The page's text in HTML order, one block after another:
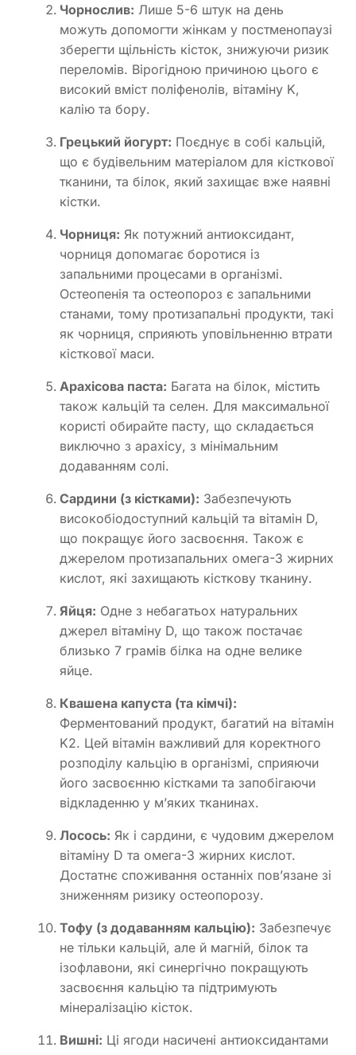
Чорнослив: Лише 5-6 штук на день
можуть допомогти жінкам у постменопаузі
зберегти щільність кісток, знижуючи ризик
переломів. Вірогідною причиною цього є
високий вміст поліфенолів, вітаміну K,
калію та бору.
Грецький йогурт: Поєднує в собі кальцій,
що є будівельним матеріалом для кісткової
тканини, та білок, який захищає вже наявні
кістки.
Чорниця: Як потужний антиоксидант,
чорниця допомагає боротися із
запальними процесами в організмі.
Остеопенія та остеопороз є запальними
станами, тому протизапальні продукти, такі
як чорниця, сприяють уповільненню втрати
кісткової маси.
Арахісова паста: Багата на білок, містить
також кальцій та селен. Для максимальної
користі обирайте пасту, що складається
виключно з арахісу, з мінімальним
додаванням солі.
Сардини (з кістками): Забезпечують
високобіодоступний кальцій та вітамін D,
що покращує його засвоєння. Також є
джерелом протизапальних омега-3 жирних
кислот, які захищають кісткову тканину.
Яйця: Одне з небагатьох натуральних
джерел вітаміну D, що також постачає
близько 7 грамів білка на одне велике
яйце.
Квашена капуста (та кімчі):
Ферментований продукт, багатий на вітамін
K2. Цей вітамін важливий для коректного
розподілу кальцію в організмі, сприяючи
його засвоєнню кістками та запобігаючи
відкладенню у м’яких тканинах.
Лосось: Як і сардини, є чудовим джерелом
вітаміну D та омега-3 жирних кислот.
Достатнє споживання останніх пов’язане зі
зниженням ризику остеопорозу.
Тофу (з додаванням кальцію): Забезпечує
не тільки кальцій, але й магній, білок та
ізофлавони, які синергічно покращують
засвоєння кальцію та підтримують
мінералізацію кісток.
Вишні: Ці ягоди насичені антиоксидантами